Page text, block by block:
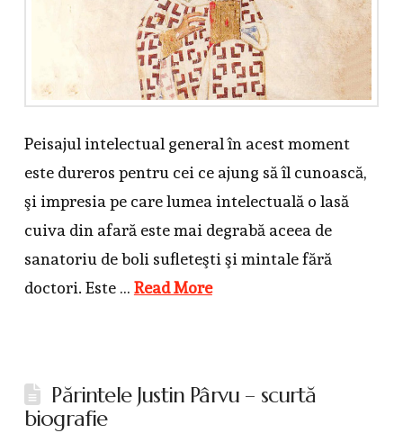
Peisajul intelectual general în acest moment
este dureros pentru cei ce ajung să îl cunoască,
şi impresia pe care lumea intelectuală o lasă
cuiva din afară este mai degrabă aceea de
sanatoriu de boli sufleteşti şi mintale fără
doctori. Este … Read More
Părintele Justin Pârvu – scurtă
biografie